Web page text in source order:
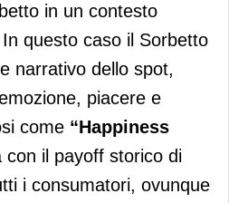
in un contesto
questo caso il Sorbetto
narrativo dello spot,
piacere e
come “Happiness
con il payoff storico di
i consumatori, ovunque